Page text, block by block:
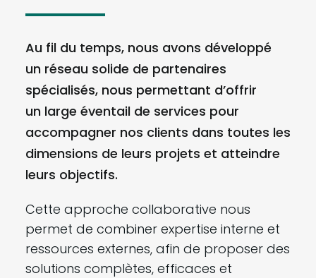
Au fil du temps, nous avons développé
un réseau solide de partenaires
spécialisés, nous permettant d’offrir
un large éventail de services pour
accompagner nos clients dans toutes les
dimensions de leurs projets et atteindre
leurs objectifs.
Cette approche collaborative nous
permet de combiner expertise interne et
ressources externes, afin de proposer des
solutions complètes, efficaces et